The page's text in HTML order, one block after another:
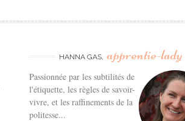
HANNA GAS, apprentie-lady
Passionnée par les subtilités de
l'étiquette, les règles de savoir-
vivre, et les raffinements de la
politesse...